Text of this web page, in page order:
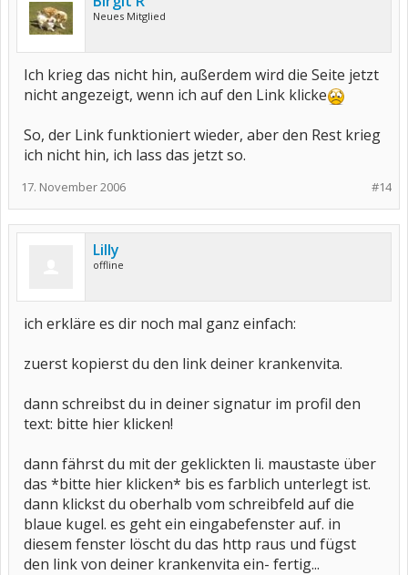
Neues Mitglied
Ich krieg das nicht hin, außerdem wird die Seite jetzt
nicht angezeigt, wenn ich auf den Link klicke
So, der Link funktioniert wieder, aber den Rest krieg
ich nicht hin, ich lass das jetzt so.
#14
17. November 2006
Lilly
offline
ich erkläre es dir noch mal ganz einfach:
zuerst kopierst du den link deiner krankenvita.
dann schreibst du in deiner signatur im profil den
text: bitte hier klicken!
dann fährst du mit der geklickten li. maustaste über
das *bitte hier klicken* bis es farblich unterlegt ist.
dann klickst du oberhalb vom schreibfeld auf die
blaue kugel. es geht ein eingabefenster auf. in
diesem fenster löscht du das http raus und fügst
den link von deiner krankenvita ein- fertig...